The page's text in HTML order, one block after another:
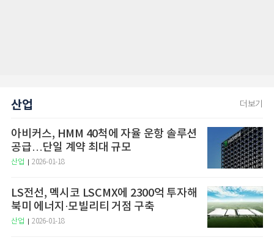
산업 더보기
아비커스, HMM 40척에 자율 운항 솔루션
공급…단일 계약 최대 규모
산업 2026-01-18
LS전선, 멕시코 LSCMX에 2300억 투자해
북미 에너지·모빌리티 거점 구축
산업 2026-01-18